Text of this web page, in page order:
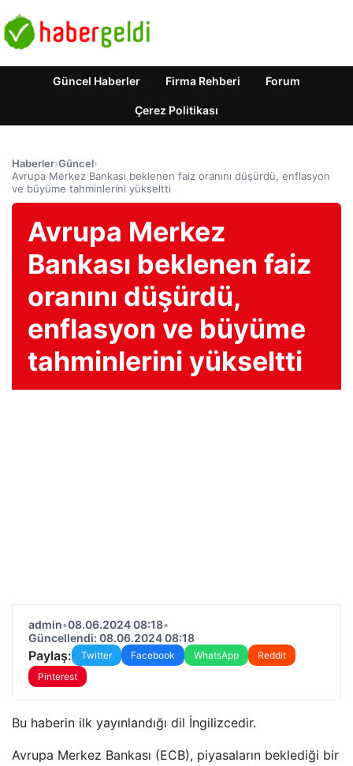
Güncel Haberler Firma Rehberi Forum
Çerez Politikası
Haberler›Güncel›
Avrupa Merkez Bankası beklenen faiz oranını düşürdü, enflasyon
ve büyüme tahminlerini yükseltti
Avrupa Merkez
Bankası beklenen faiz
oranını düşürdü,
enflasyon ve büyüme
tahminlerini yükseltti
admin•08.06.2024 08:18•
Güncellendi: 08.06.2024 08:18
Paylaş: Twitter Facebook WhatsApp
Reddit
Pinterest
Bu haberin ilk yayınlandığı dil İngilizcedir.
Avrupa Merkez Bankası (ECB), piyasaların beklediği bir